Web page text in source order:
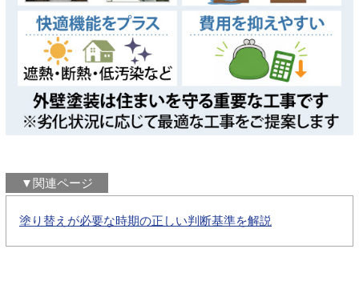
▼関連ページ
塗り替えが必要な時期の正しい判断基準を解説